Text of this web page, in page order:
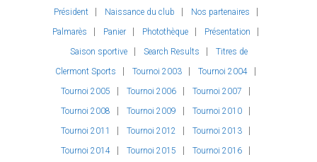
Président
Naissance du club
Nos partenaires
Palmarès
Panier Photothèque
Présentation
Saison sportive
Search Results
Titres de
Clermont Sports
Tournoi 2003
Tournoi 2004
Tournoi 2005
Tournoi 2006
Tournoi 2007
Tournoi 2008
Tournoi 2009
Tournoi 2010
Tournoi 2011
Tournoi 2012
Tournoi 2013
Tournoi 2014
Tournoi 2015 Tournoi 2016